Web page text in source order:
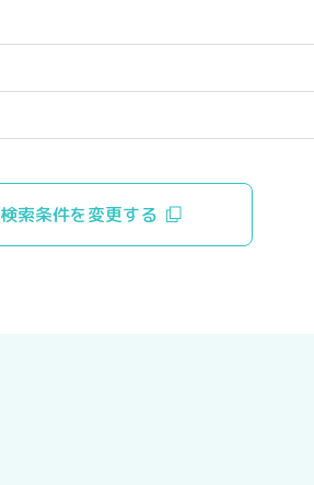
検索条件を変更する